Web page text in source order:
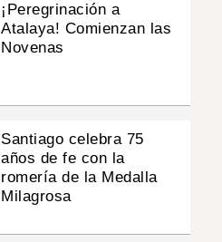
¡Peregrinación a
Atalaya! Comienzan las
Novenas
Santiago celebra 75
años de fe con la
romería de la Medalla
Milagrosa